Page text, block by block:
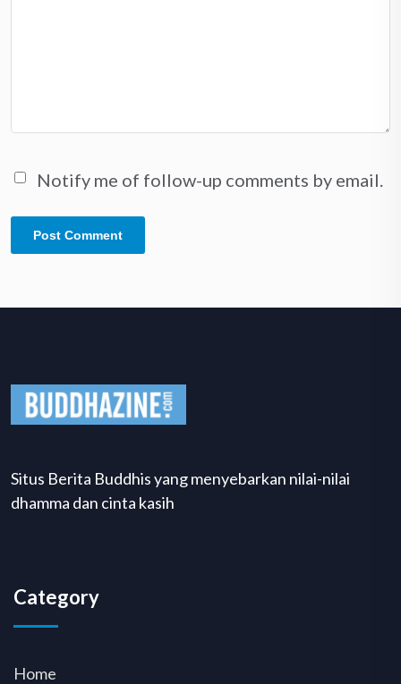
Notify me of follow-up comments by email.
Situs Berita Buddhis yang menyebarkan nilai-nilai
dhamma dan cinta kasih
Category
Home